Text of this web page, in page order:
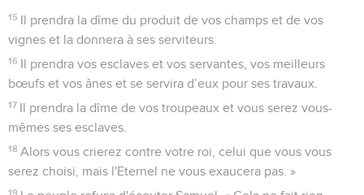
15 Il prendra la dîme du produit de vos champs et de vos
vignes et la donnera à ses serviteurs.
16 Il prendra vos esclaves et vos servantes, vos meilleurs
bœufs et vos ânes et se servira d’eux pour ses travaux.
17 Il prendra la dîme de vos troupeaux et vous serez vous-
mêmes ses esclaves.
18 Alors vous crierez contre votre roi, celui que vous vous
serez choisi, mais l'Eternel ne vous exaucera pas. »
19